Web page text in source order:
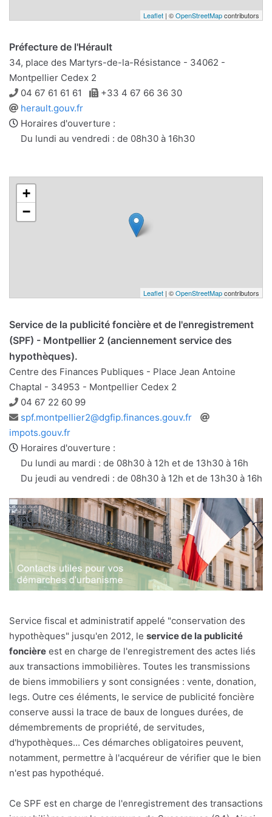
Leaflet | ©OpenStreetMapcontributors
Préfecture de l'Hérault
34, place des Martyrs-de-la-Résistance - 34062 -
Montpellier Cedex 2
Téléphone
04 67 61 61 61 Télécopie
+33 4 67 66 36 30
Site
web
herault.gouv.fr
Horaires d'ouverture :
Du lundi au vendredi : de 08h30 à 16h30
+
−
Leaflet | ©OpenStreetMapcontributors
Service de la publicité foncière et de l'enregistrement
(SPF) - Montpellier 2 (anciennement service des
hypothèques).
Centre des Finances Publiques - Place Jean Antoine
Chaptal - 34953 - Montpellier Cedex 2
Téléphone
04 67 22 60 99
Adresse
e-
mail
spf.montpellier2@dgfip.finances.gouv.fr
impots.gouv.fr
Horaires d'ouverture :
Du lundi au mardi : de 08h30 à 12h et de 13h30 à 16h
Du jeudi au vendredi : de 08h30 à 12h et de 13h30 à 16h
Service fiscal et administratif appelé "conservation des
hypothèques" jusqu'en 2012, le service de la publicité
foncière est en charge de l'enregistrement des actes liés
aux transactions immobilières. Toutes les transmissions
de biens immobiliers y sont consignées : vente, donation,
legs. Outre ces éléments, le service de publicité foncière
conserve aussi la trace de baux de longues durées, de
démembrements de propriété, de servitudes,
d'hypothèques... Ces démarches obligatoires peuvent,
notamment, permettre à l'acquéreur de vérifier que le bien
n'est pas hypothéqué.
Ce SPF est en charge de l'enregistrement des transactions